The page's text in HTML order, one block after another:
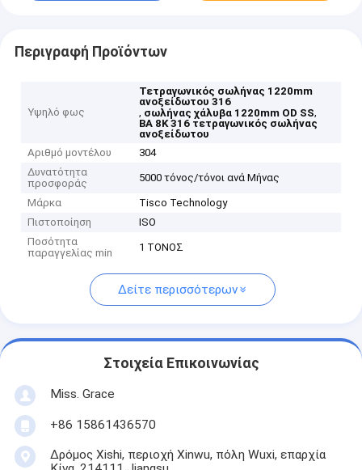
Περιγραφή Προϊόντων
Υψηλό φως
Τετραγωνικός σωλήνας 1220mm
ανοξείδωτου 316
, σωλήνας χάλυβα 1220mm OD SS,
BA 8K 316 τετραγωνικός σωλήνας
ανοξείδωτου
Αριθμό μοντέλου
304
Δυνατότητα
προσφοράς
5000 τόνος/τόνοι ανά Μήνας
Μάρκα
Tisco Technology
Πιστοποίηση
ISO
Ποσότητα
παραγγελίας min
1 ΤΟΝΟΣ
Δείτε περισσότερων
Στοιχεία Επικοινωνίας
Miss. Grace
+86 15861436570
Δρόμος Xishi, περιοχή Xinwu, πόλη Wuxi, επαρχία